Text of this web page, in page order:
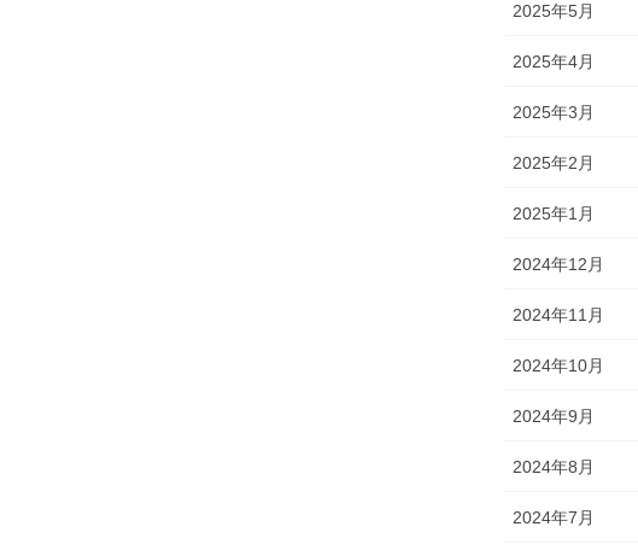
2025年5月
2025年4月
2025年3月
2025年2月
2025年1月
2024年12月
2024年11月
2024年10月
2024年9月
2024年8月
2024年7月